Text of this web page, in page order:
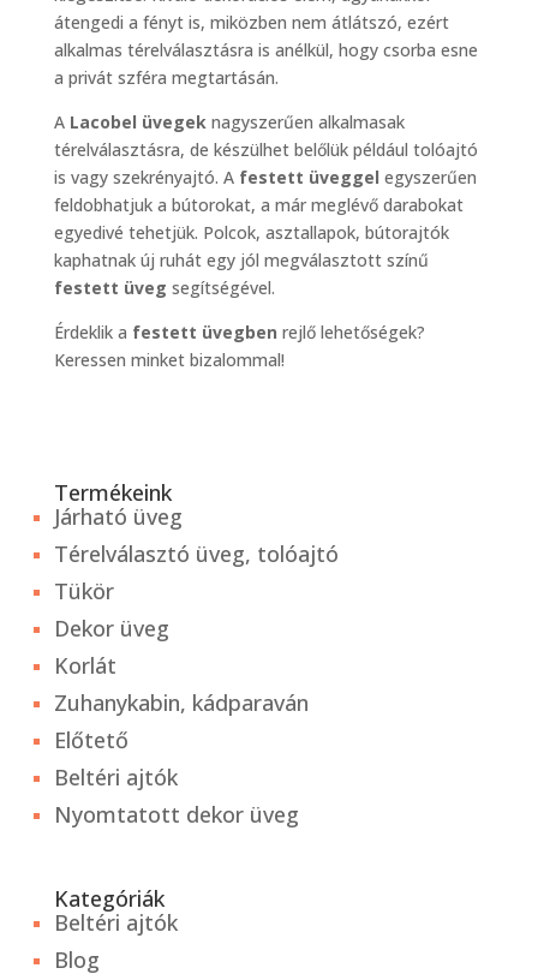
átengedi a fényt is, miközben nem átlátszó, ezért
alkalmas térelválasztásra is anélkül, hogy csorba esne
a privát szféra megtartásán.
A Lacobel üvegek nagyszerűen alkalmasak
térelválasztásra, de készülhet belőlük például tolóajtó
is vagy szekrényajtó. A festett üveggel egyszerűen
feldobhatjuk a bútorokat, a már meglévő darabokat
egyedivé tehetjük. Polcok, asztallapok, bútorajtók
kaphatnak új ruhát egy jól megválasztott színű
festett üveg segítségével.
Érdeklik a festett üvegben rejlő lehetőségek?
Keressen minket bizalommal!
Termékeink
Járható üveg
Térelválasztó üveg, tolóajtó
Tükör
Dekor üveg
Korlát
Zuhanykabin, kádparaván
Előtető
Beltéri ajtók
Nyomtatott dekor üveg
Kategóriák
Beltéri ajtók
Blog